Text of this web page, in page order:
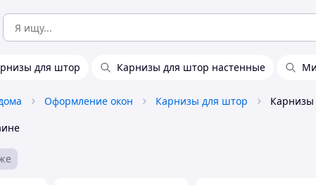
для штор Карнизы для штор настенные
Оформление окон Карнизы для штор Карнизы